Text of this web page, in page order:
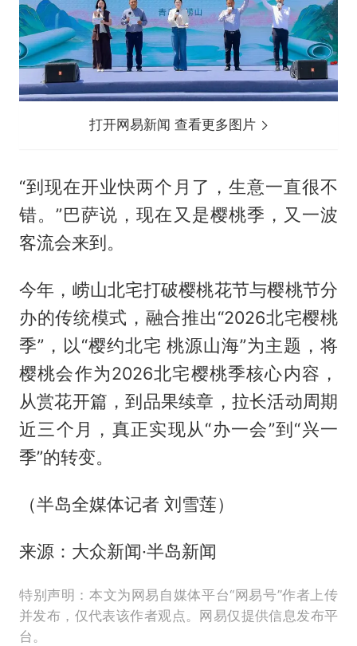
打开网易新闻 查看更多图片
“到现在开业快两个月了，生意一直很不
错。”巴萨说，现在又是樱桃季，又一波
客流会来到。
今年，崂山北宅打破樱桃花节与樱桃节分
办的传统模式，融合推出“2026北宅樱桃
季”，以“樱约北宅 桃源山海”为主题，将
樱桃会作为2026北宅樱桃季核心内容，
从赏花开篇，到品果续章，拉长活动周期
近三个月，真正实现从“办一会”到“兴一
季”的转变。
（半岛全媒体记者 刘雪莲）
来源：大众新闻·半岛新闻
特别声明：本文为网易自媒体平台“网易号”作者上传
并发布，仅代表该作者观点。网易仅提供信息发布平
台。